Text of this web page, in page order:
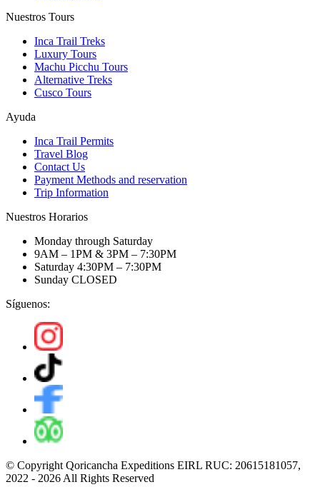
Nuestros Tours
Inca Trail Treks
Luxury Tours
Machu Picchu Tours
Alternative Treks
Cusco Tours
Ayuda
Inca Trail Permits
Travel Blog
Contact Us
Payment Methods and reservation
Trip Information
Nuestros Horarios
Monday through Saturday
9AM – 1PM & 3PM – 7:30PM
Saturday 4:30PM – 7:30PM
Sunday CLOSED
Síguenos:
© Copyright Qoricancha Expeditions EIRL RUC: 20615181057,
2022 - 2026 All Rights Reserved